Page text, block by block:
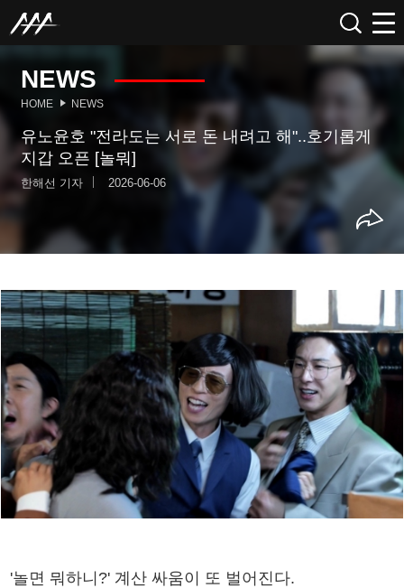
NEWS
HOME NEWS
유노윤호 "전라도는 서로 돈 내려고 해"..호기롭게
지갑 오픈 [놀뭐]
한해선 기자 2026-06-06
'놀면 뭐하니?' 계산 싸움이 또 벌어진다.